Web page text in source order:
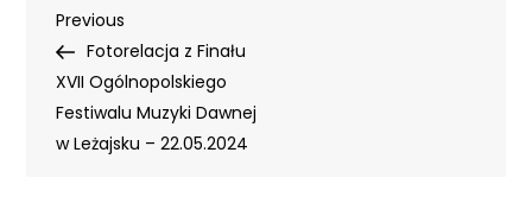
Nawigacja
wpisu
Previous
Post
Previous
Fotorelacja z Finału
XVII Ogólnopolskiego
Festiwalu Muzyki Dawnej
w Leżajsku – 22.05.2024